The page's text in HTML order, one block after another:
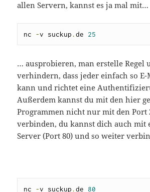
allen Servern, kannst es ja mal mit…
nc -v suckup.de 25
… ausprobieren, man erstelle Regel
verhindern, dass jeder einfach so
kann und richtet eine
Außerdem kannst du mit den hier
Programmen nicht nur mit den Port
verbinden, du kannst dich auch mit
Server (Port 80) und so weiter
nc -v suckup.de 80